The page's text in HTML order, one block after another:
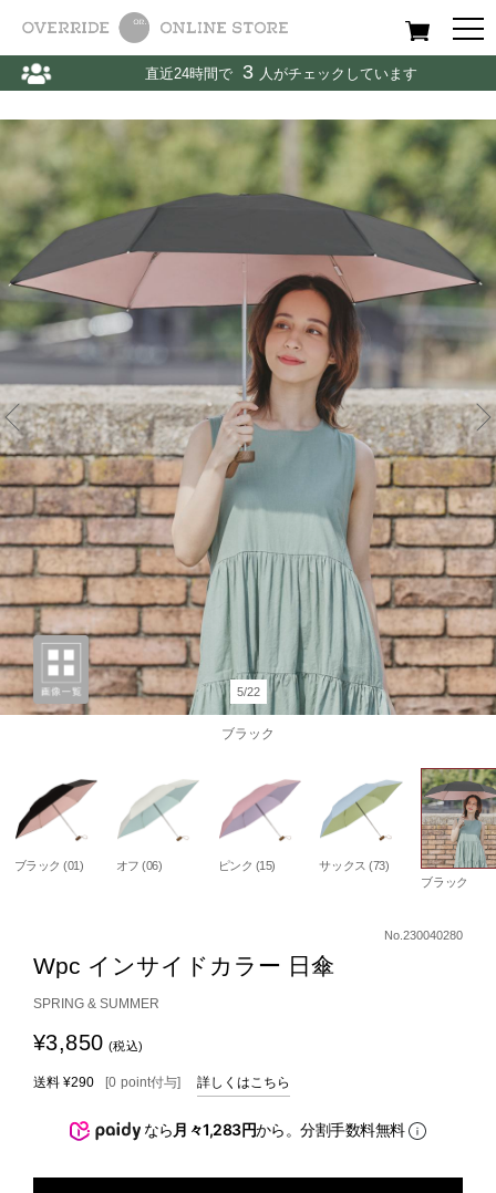
All Women Men
Home 〉 Wpc インサイドカラー 日傘
5/22
ブラック
ブラック (01) オフ (06) ピンク (15)
サックス (73)
ブラック
No.230040280
Wpc インサイドカラー 日傘
SPRING & SUMMER
¥3,850 (税込)
送料 ¥290 [0 point付与] 詳しくはこちら
なら月々1,283円から。分割手数料無料
直近24時間で 3 人がチェックしています